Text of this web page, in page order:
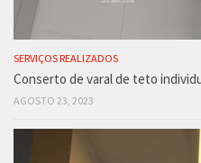
SERVIÇOS REALIZADOS
Conserto de varal de teto
AGOSTO 23, 2023